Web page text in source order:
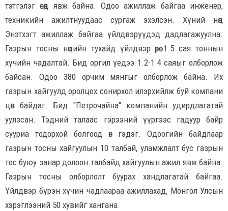
тэтгэлэг өгөөд явж байна. Одоо ажиллаж байгаа инженер,
техникийн ажилтнуудаас сургаж эхэлсэн. Хүний нөөцөө
Энэтхэгт ажиллаж байгаа үйлдвэрүүдэд дадлагажуулна.
Газрын тосны нөөцийн тухайд үйлдвэр өөрөө 1.5 сая тоннын
хүчийн чадалтай. Бид оргил үедээ 1.2-1.4 саяыг олборлож
байсан. Одоо 380 орчим мянгыг олборлож байна. Их
газрын хайгуулд оролцох сонирхол илэрхийлж буй компани
цөөн байдаг. Бид "Петрочайна" компанийн удирдлагатай
уулзсан. Тэдний талаас гэрээний үүргээс гадуур байр
сууриа тодорхой болгоод өг гэдэг. Одоогийн байдлаар
газрын тосны хайгуулын 10 талбай, уламжлалт бус газрын
тос буюу занар долоон талбайд хайгуулын ажил явж байна.
Газрын тосны олборлолт буурах хандлагатай байгаа.
Үйлдвэр бүрэн хүчин чадлаараа ажиллахад, Монгол Улсын
хэрэглээний 50 хувийг хангана.